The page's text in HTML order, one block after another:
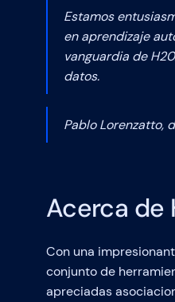
Estamos
en aprendizaje
vanguardia de
datos.
Pablo Lorenzatto,
Acerca de
Con una
conjunto de
apreciadas